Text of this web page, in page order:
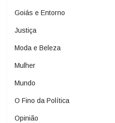
Goiás e Entorno
Justiça
Moda e Beleza
Mulher
Mundo
O Fino da Política
Opinião